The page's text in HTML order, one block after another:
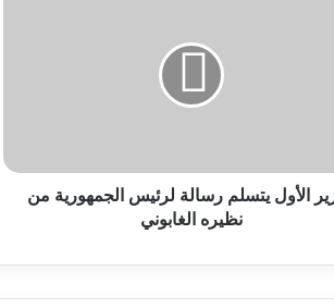
الأول يتسلم رسالة لرئيس الجمهورية من
نظيره الغابوني